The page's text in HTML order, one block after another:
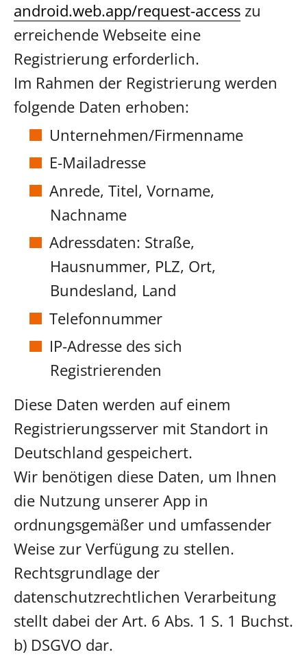
android.web.app/request-access zu
erreichende Webseite eine
Registrierung erforderlich.
Im Rahmen der Registrierung werden
folgende Daten erhoben:
Unternehmen/Firmenname
E-Mailadresse
Anrede, Titel, Vorname,
Nachname
Adressdaten: Straße,
Hausnummer, PLZ, Ort,
Bundesland, Land
Telefonnummer
IP-Adresse des sich
Registrierenden
Diese Daten werden auf einem
Registrierungsserver mit Standort in
Deutschland gespeichert.
Wir benötigen diese Daten, um Ihnen
die Nutzung unserer App in
ordnungsgemäßer und umfassender
Weise zur Verfügung zu stellen.
Rechtsgrundlage der
datenschutzrechtlichen Verarbeitung
stellt dabei der Art. 6 Abs. 1 S. 1 Buchst.
b) DSGVO dar.